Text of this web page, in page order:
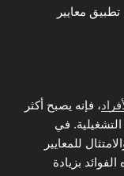
معايير
، فإنه يصبح أكثر
في
للمعايير
بزيادة